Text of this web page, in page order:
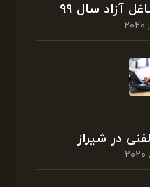
آزاد سال ۹۹
در شیراز